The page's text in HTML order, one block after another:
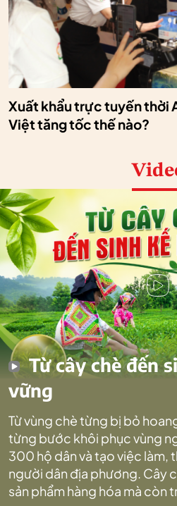
Xuất khẩu trực tuyến thời
Việt tăng tốc thế nào?
Từ cây chè đến
vững
Từ vùng chè từng bị bỏ
từng bước khôi phục vùng
300 hộ dân và tạo việc làm,
người dân địa phương. Cây
sản phẩm hàng hóa mà còn